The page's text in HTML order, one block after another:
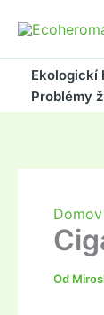
obsah
Ekologickí
Problémy
Domov
Od